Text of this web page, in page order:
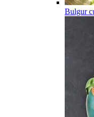
Bulgur